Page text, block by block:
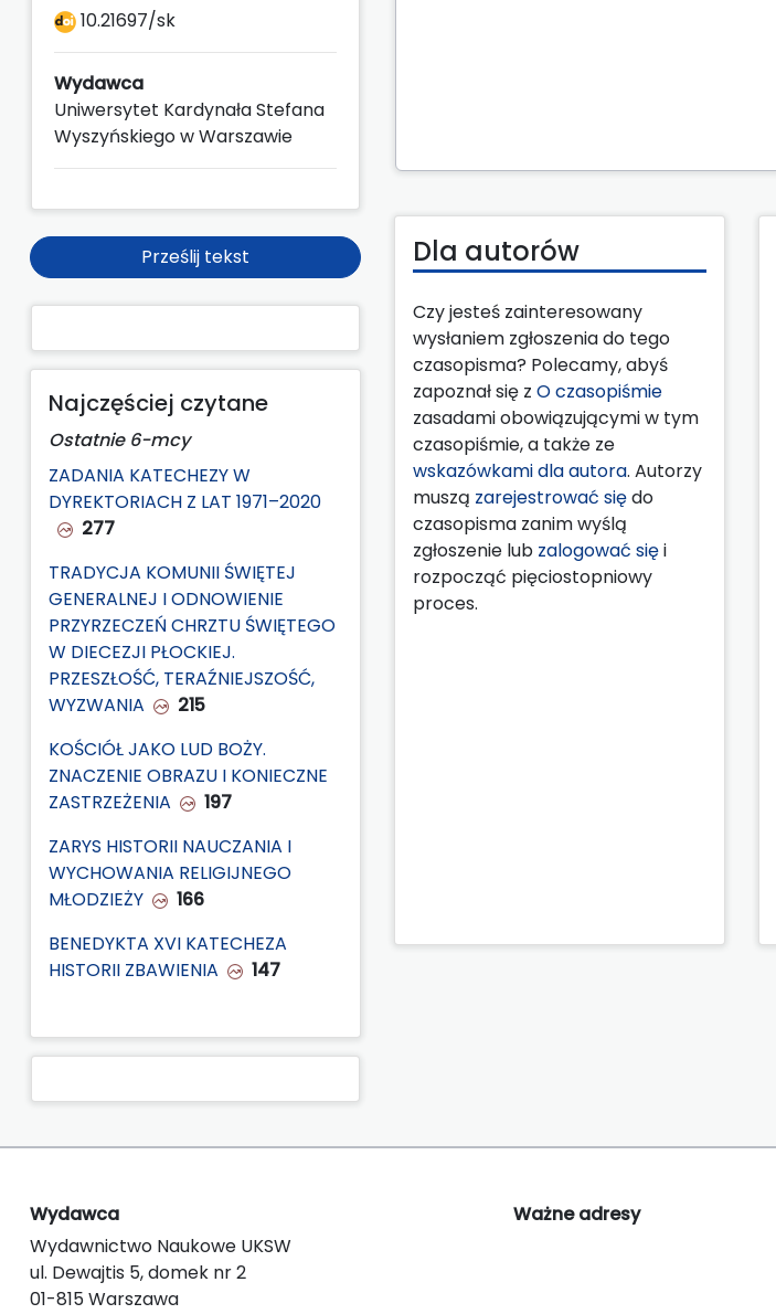
10.21697/sk
Wydawca
Uniwersytet Kardynała Stefana
Wyszyńskiego w Warszawie
Prześlij tekst
Najczęściej czytane
Ostatnie 6-mcy
ZADANIA KATECHEZY W
DYREKTORIACH Z LAT 1971–2020
277
TRADYCJA KOMUNII ŚWIĘTEJ
GENERALNEJ I ODNOWIENIE
PRZYRZECZEŃ CHRZTU ŚWIĘTEGO
W DIECEZJI PŁOCKIEJ.
PRZESZŁOŚĆ, TERAŹNIEJSZOŚĆ,
WYZWANIA
215
KOŚCIÓŁ JAKO LUD BOŻY.
ZNACZENIE OBRAZU I KONIECZNE
ZASTRZEŻENIA
197
ZARYS HISTORII NAUCZANIA I
WYCHOWANIA RELIGIJNEGO
MŁODZIEŻY
166
BENEDYKTA XVI KATECHEZA
HISTORII ZBAWIENIA
147
Dla autorów
Czy jesteś zainteresowany
wysłaniem zgłoszenia do tego
czasopisma? Polecamy, abyś
zapoznał się z O czasopiśmie
zasadami obowiązującymi w tym
czasopiśmie, a także ze
wskazówkami dla autora. Autorzy
muszą zarejestrować siędo
czasopisma zanim wyślą
zgłoszenie lub zalogować sięi
rozpocząć pięciostopniowy
proces.
Wydawca
Wydawnictwo Naukowe UKSW
ul. Dewajtis 5, domek nr 2
01-815 Warszawa
Ważne adresy